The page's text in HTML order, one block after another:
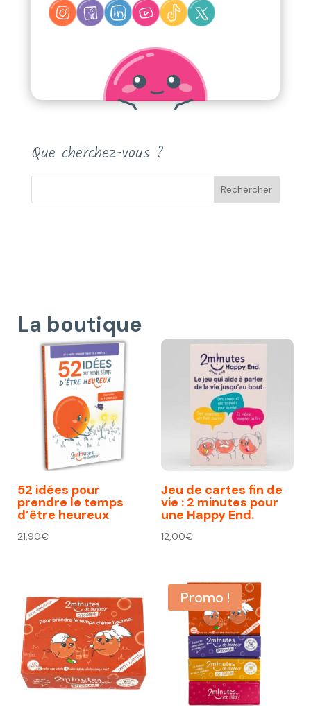
Que cherchez-vous ?
La boutique
52 idées pour
prendre le temps
d’être heureux
21,90€
Jeu de cartes fin de
vie : 2 minutes pour
une Happy End.
12,00€
Promo !